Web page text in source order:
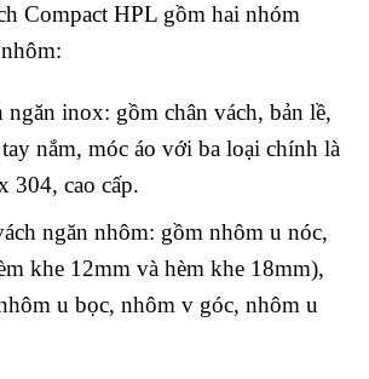
Compact HPL gồm hai nhóm
ngăn inox: gồm chân vách, bản lề,
nắm, móc áo với ba loại chính là
304, cao cấp.
ngăn nhôm: gồm nhôm u nóc,
khe 12mm và hèm khe 18mm),
u bọc, nhôm v góc, nhôm u